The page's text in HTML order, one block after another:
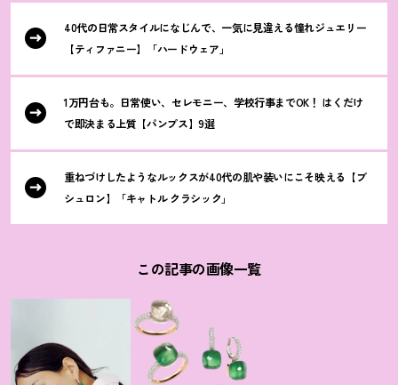
40代の日常スタイルになじんで、一気に見違える憧れジュエリー
【ティファニー】「ハードウェア」
1万円台も。日常使い、セレモニー、学校行事までOK ！ はくだけ
で即決まる上質【パンプス】9選
重ねづけしたようなルックスが40代の肌や装いにこそ映える【ブ
シュロン】「キャトル クラシック」
この記事の画像一覧